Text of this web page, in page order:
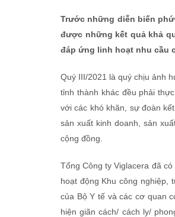
Trước những diễn biến
được những kết quả khả
đáp ứng linh hoạt nhu cầu
Quý III/2021 là quý chịu ảnh
tỉnh thành khác đều phải
với các khó khăn, sự đoàn
sản xuất kinh doanh, sản
cộng đồng.
Tổng Công ty Viglacera đã
hoạt động Khu công nghiệp,
của Bộ Y tế và các cơ quan
hiện giãn cách/ cách ly/